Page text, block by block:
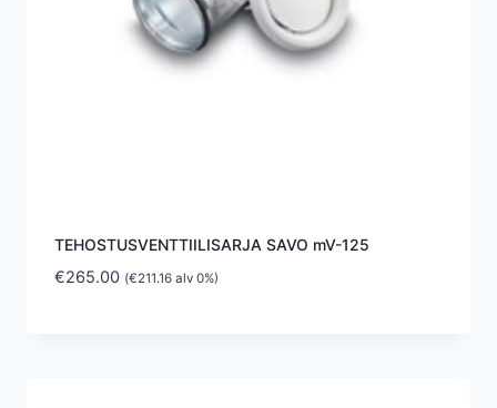
TEHOSTUSVENTTIILISARJA SAVO mV-125
€265.00 (€211.16alv 0%)